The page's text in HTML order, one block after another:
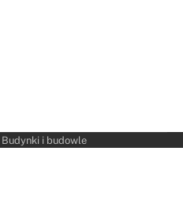
Budynki i budowle